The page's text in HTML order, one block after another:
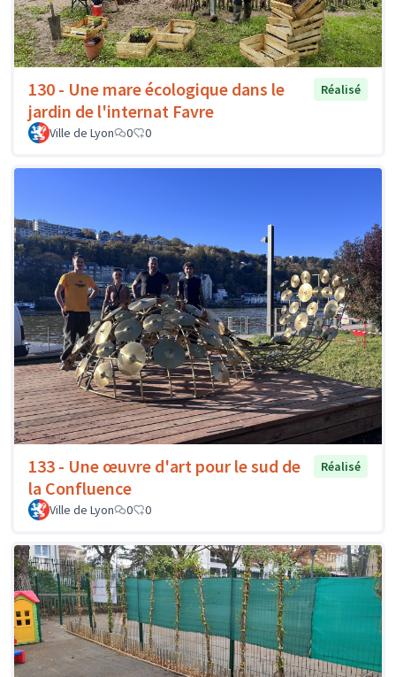
130 - Une mare écologique dans le
jardin de l'internat Favre
Réalisé
Ville de Lyon 0 0
133 - Une œuvre d'art pour le sud de
la Confluence
Réalisé
Ville de Lyon 0 0